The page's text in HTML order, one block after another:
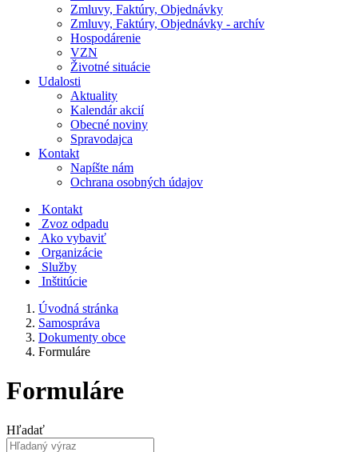
Zmluvy, Faktúry, Objednávky
Zmluvy, Faktúry, Objednávky - archív
Hospodárenie
VZN
Životné situácie
Udalosti
Aktuality
Kalendár akcií
Obecné noviny
Spravodajca
Kontakt
Napíšte nám
Ochrana osobných údajov
Kontakt
Zvoz odpadu
Ako vybaviť
Organizácie
Služby
Inštitúcie
Úvodná stránka
Samospráva
Dokumenty obce
Formuláre
Formuláre
Hľadať